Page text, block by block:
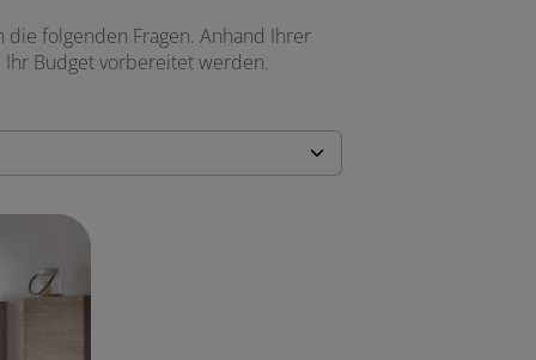
die folgenden Fragen. Anhand Ihrer
Ihr Budget vorbereitet werden.